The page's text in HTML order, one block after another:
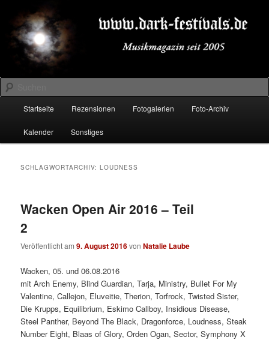
primären
Inhalt
springen
sekundären
Inhalt
springenDARK-FESTIVALS.DE
Suchen
Startseite Rezensionen Fotogalerien Foto-Archiv
Kalender Sonstiges
SCHLAGWORTARCHIV:LOUDNESS
Wacken Open Air 2016 – Teil
2
Veröffentlicht am9. August 2016vonNatalie Laube
Wacken, 05. und 06.08.2016
mit Arch Enemy, Blind Guardian, Tarja, Ministry, Bullet For My
Valentine, Callejon, Eluveitie, Therion, Torfrock, Twisted Sister,
Die Krupps, Equilibrium, Eskimo Callboy, Insidious Disease,
Steel Panther, Beyond The Black, Dragonforce, Loudness, Steak
Number Eight, Blaas of Glory, Orden Ogan, Sector, Symphony X